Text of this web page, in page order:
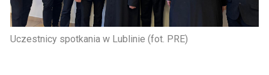
Uczestnicy spotkania w Lublinie (fot. PRE)